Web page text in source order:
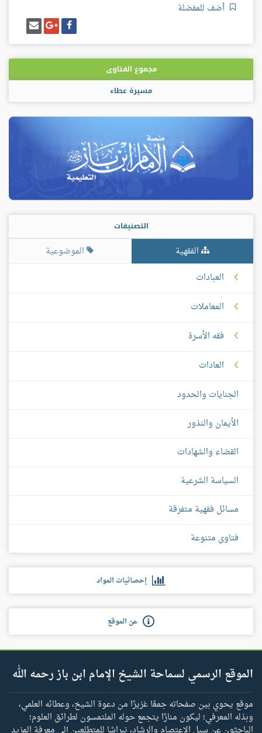
أضف للمفضلة
شارك
على
فيسبوك
شارك
على
غوغل
بلس
إرسل
إيميل
مجموع الفتاوى
مسيرة عطاء
التصنيفات
الفقهية
الموضوعية
العبادات
المعاملات
فقه الأسرة
العادات
الجنايات والحدود
الأيمان والنذور
القضاء والشهادات
السياسة الشرعية
مسائل فقهية متفرقة
فتاوى متنوعة
إحصائيات المواد
عن الموقع
الموقع الرسمي لسماحة الشيخ الإمام ابن باز رحمه الله
موقع يحوي بين صفحاته جمعًا غزيرًا من دعوة الشيخ، وعطائه العلمي،
وبذله المعرفي؛ ليكون منارًا يتجمع حوله الملتمسون لطرائق العلوم؛